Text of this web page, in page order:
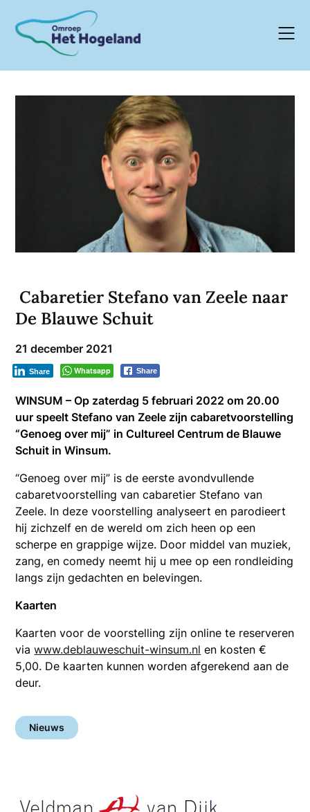
content
Cabaretier Stefano van Zeele naar
De Blauwe Schuit
21 december 2021
Whatsapp Share
Share
WINSUM – Op zaterdag 5 februari 2022 om 20.00
uur speelt Stefano van Zeele zijn cabaretvoorstelling
“Genoeg over mij” in Cultureel Centrum de Blauwe
Schuit in Winsum.
“Genoeg over mij” is de eerste avondvullende
cabaretvoorstelling van cabaretier Stefano van
Zeele. In deze voorstelling analyseert en parodieert
hij zichzelf en de wereld om zich heen op een
scherpe en grappige wijze. Door middel van muziek,
zang, en comedy neemt hij u mee op een rondleiding
langs zijn gedachten en belevingen.
Kaarten
Kaarten voor de voorstelling zijn online te reserveren
viawww.deblauweschuit-winsum.nl en kosten €
5,00. De kaarten kunnen worden afgerekend aan de
deur.
Nieuws